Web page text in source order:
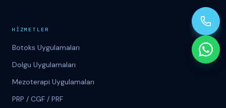
H İ ZMETLER
Botoks Uygulamaları
Dolgu Uygulamaları
Mezoterapi Uygulamaları
PRP / CGF / PRF